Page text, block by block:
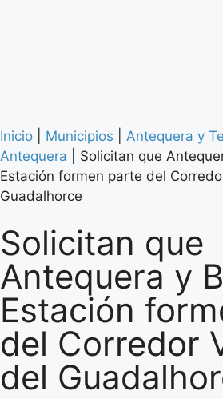
Inicio Municipios Antequera y
Antequera
Solicitan que
Estación formen parte del
Guadalhorce
Solicitan que
Antequera y
Estación
del Corredor
del